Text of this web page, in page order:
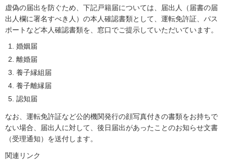
虚偽の届出を防ぐため、下記戸籍届については、届出人（届書の届
出人欄に署名すべき人）の本人確認書類として、運転免許証、パス
ポートなど本人確認書類を、窓口でご提示していただいています。
婚姻届
離婚届
養子縁組届
養子離縁届
認知届
なお、運転免許証など公的機関発行の顔写真付きの書類をお持ちで
ない場合、届出人に対して、後日届出があったことのお知らせ文書
（受理通知）を送付します。
関連リンク